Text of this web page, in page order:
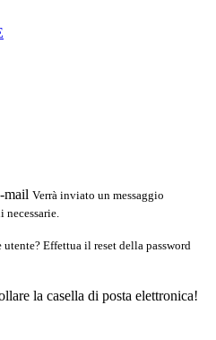
mail Verrà inviato un messaggio
Effettua il reset della password
la casella di posta elettronica!